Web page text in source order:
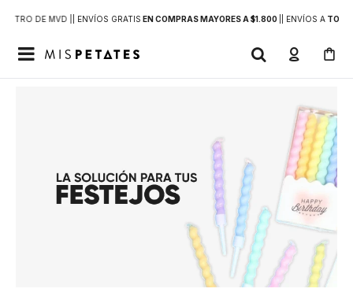
DE MVD | | ENVÍOS GRATIS EN COMPRAS MAYORES A $1.800 | ENVÍOS ATODO
